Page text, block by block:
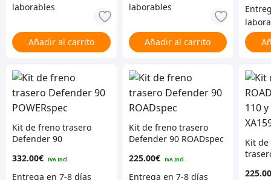
Añadir al carrito Añadir al carrito
Kit de freno trasero
Defender 90
332.00€
Kit de freno trasero
Defender 90 ROADspec
225.00€
Kit de